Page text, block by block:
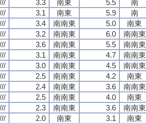
/// 3.3 南東 5.5 南
/// 3.1 南東 5.9 南
/// 3.4 南南東 5.0 南東
/// 3.2 南南東 6.0 南南東
/// 3.6 南南東 5.5 南南東
/// 3.1 南南東 4.7 南南東
/// 3.0 南南東 4.5 南南東
/// 2.5 南南東 4.2 南東
/// 2.4 南南東 3.6 南南東
/// 2.5 南南東 4.0 南東
/// 2.3 南南東 3.6 南南東
/// 2.0 南東 3.1 南東